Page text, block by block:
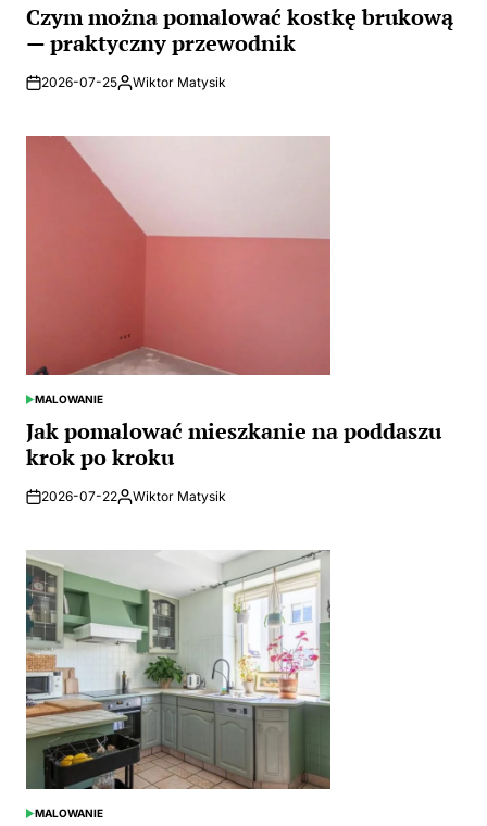
IN
Czym można pomalować kostkę brukową
— praktyczny przewodnik
2026-07-25Posted
Wiktor Matysik
POSTED
IN
MALOWANIE
Jak pomalować mieszkanie na poddaszu
krok po kroku
2026-07-22Posted
Wiktor Matysik
POSTED
MALOWANIE